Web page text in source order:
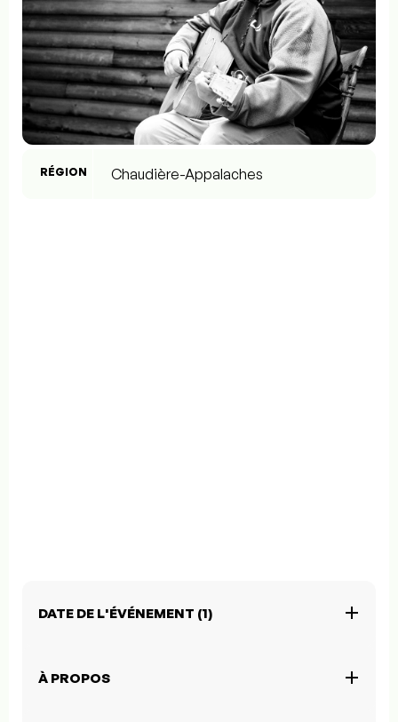
RÉGION Chaudière-Appalaches
DATE DE L'ÉVÉNEMENT (1)
À PROPOS